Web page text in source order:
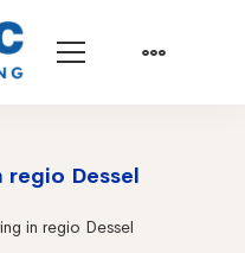
Dessel
in regio Dessel